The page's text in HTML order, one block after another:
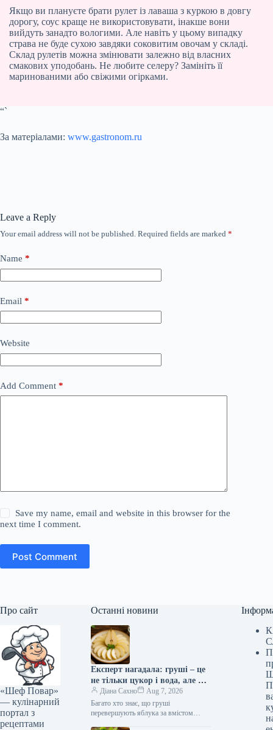
Якщо ви плануєте брати рулет із лаваша з куркою в довгу
дорогу, соус краще не використовувати, інакше вони
вийдуть занадто вологими. Але навіть у цьому випадку
страва не буде сухою завдяки соковитим овочам у складі.
Склад рулетів можна змінювати залежно від власних
смакових уподобань. Не любите селеру? Замініть її
маринованими або свіжими огірками.
“`
За матеріалами: www.gastronom.ru
Leave a Reply
Your email address will not be published. Required fields are marked *
Name *
Email *
Website
Add Comment *
Save my name, email and website in this browser for the
next time I comment.
Post Comment
Про сайт
«Шеф Повар»
— кулінарний
портал з
рецептами
Останні новини
Експерт нагадала: груші – це
не тільки цукор і вода, але й
користь для здоров’я!
Діана Сахно
Aug 7, 2026
Багато хто знає, що груші
перевершують яблука за вмістом